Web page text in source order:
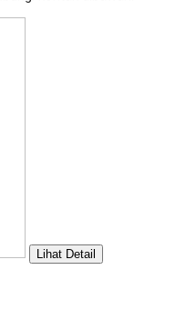
Lihat Detail